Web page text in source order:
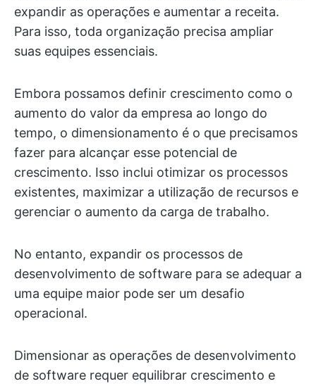
expandir as operações e aumentar a receita.
Para isso, toda organização precisa ampliar
suas equipes essenciais.
Embora possamos definir crescimento como o
aumento do valor da empresa ao longo do
tempo, o dimensionamento é o que precisamos
fazer para alcançar esse potencial de
crescimento. Isso inclui otimizar os processos
existentes, maximizar a utilização de recursos e
gerenciar o aumento da carga de trabalho.
No entanto, expandir os processos de
desenvolvimento de software para se adequar a
uma equipe maior pode ser um desafio
operacional.
Dimensionar as operações de desenvolvimento
de software requer equilibrar crescimento e